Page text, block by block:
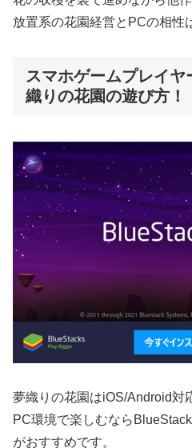
放置系の花園経営とPCの相性
スマホゲームプレイ
織りの花園の遊び方！
夢織りの花園はiOS/Android対
PC環境で楽しむなら
がおすすめです。